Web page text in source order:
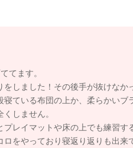
てます。
をしました！その後手が抜けな
寝ている布団の上か、柔らかい
くしません。
プレイマットや床の上でも練習
ロをやっており寝返り返りも出